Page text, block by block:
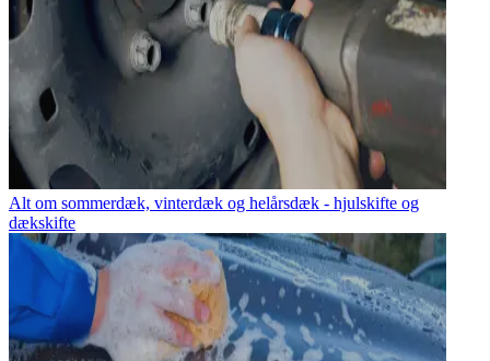
Alt om sommerdæk, vinterdæk og helårsdæk - hjulskifte og
dækskifte